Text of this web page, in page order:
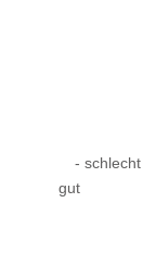
- schlecht
gut